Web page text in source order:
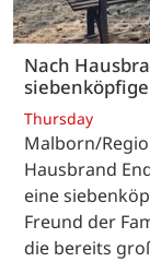
Nach
Thursday
Malborn/
Hausbrand
eine
Freund der
die bereits